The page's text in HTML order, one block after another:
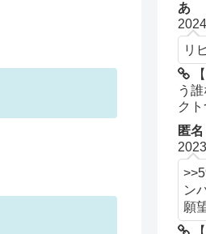
あ
リ
う
ク
匿名
ン
願